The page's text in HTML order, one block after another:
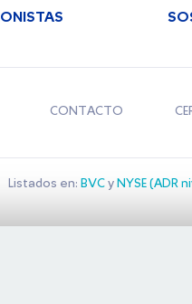
CONTACTO
Listados en: BVCy NYSE (ADR